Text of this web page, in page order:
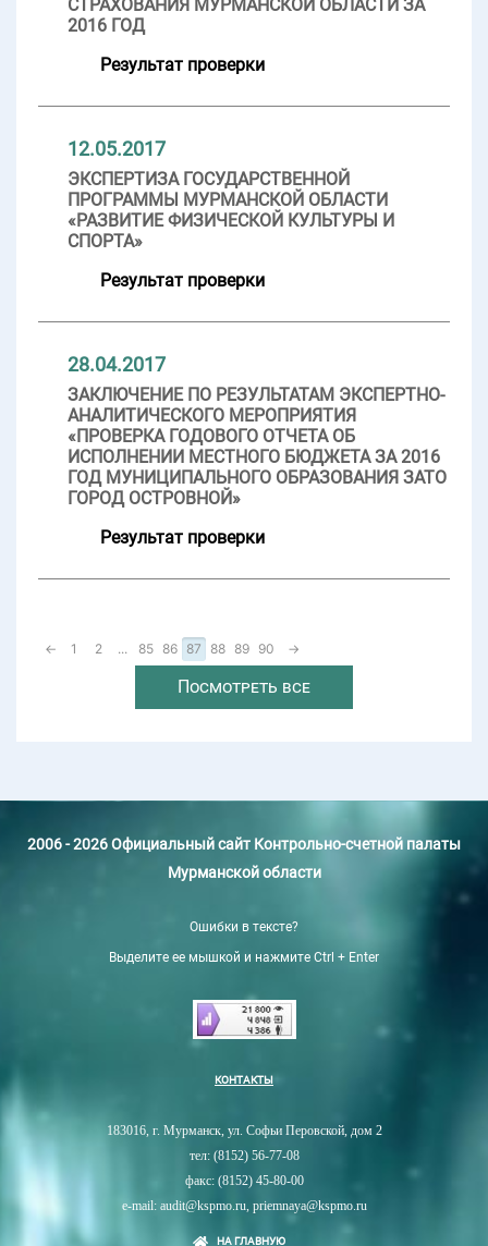
СТРАХОВАНИЯ МУРМАНСКОЙ ОБЛАСТИ ЗА
2016 ГОД
Результат проверки
12.05.2017
ЭКСПЕРТИЗА ГОСУДАРСТВЕННОЙ
ПРОГРАММЫ МУРМАНСКОЙ ОБЛАСТИ
«РАЗВИТИЕ ФИЗИЧЕСКОЙ КУЛЬТУРЫ И
СПОРТА»
Результат проверки
28.04.2017
ЗАКЛЮЧЕНИЕ ПО РЕЗУЛЬТАТАМ ЭКСПЕРТНО-
АНАЛИТИЧЕСКОГО МЕРОПРИЯТИЯ
«ПРОВЕРКА ГОДОВОГО ОТЧЕТА ОБ
ИСПОЛНЕНИИ МЕСТНОГО БЮДЖЕТА ЗА 2016
ГОД МУНИЦИПАЛЬНОГО ОБРАЗОВАНИЯ ЗАТО
ГОРОД ОСТРОВНОЙ»
Результат проверки
← 1 2 ... 85 86 87 88 89 90 →
Посмотреть все
2006 - 2026 Официальный сайт Контрольно-счетной палаты
Мурманской области
Ошибки в тексте?
Выделите ее мышкой и нажмите Ctrl + Enter
КОНТАКТЫ
183016, г. Мурманск, ул. Софьи Перовской, дом 2
тел: (8152) 56-77-08
факс: (8152) 45-80-00
e-mail: audit@kspmo.ru, priemnaya@kspmo.ru
НА ГЛАВНУЮ